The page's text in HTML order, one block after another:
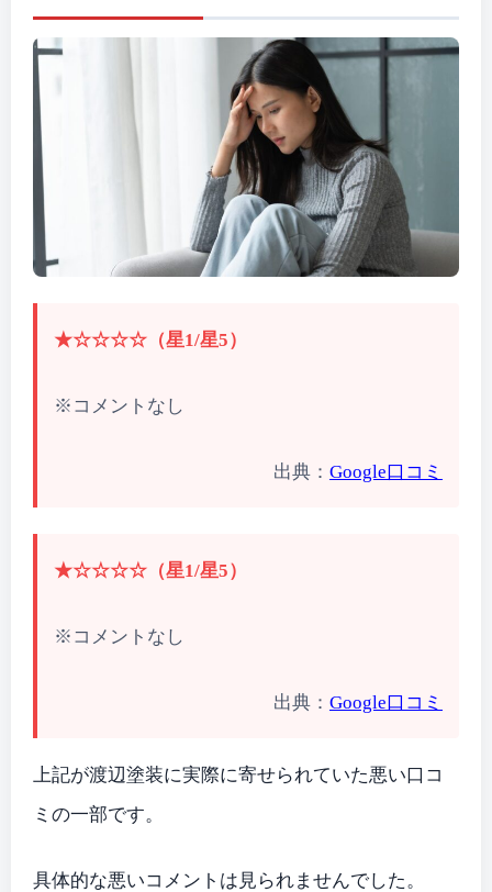
★☆☆☆☆（星1/星5）
※コメントなし
出典： Google口コミ
★☆☆☆☆（星1/星5）
※コメントなし
出典： Google口コミ
上記が渡辺塗装に実際に寄せられていた悪い口コ
ミの一部です。
具体的な悪いコメントは見られませんでした。